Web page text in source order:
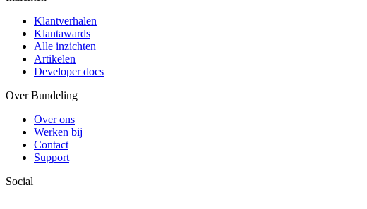
Klantverhalen
Klantawards
Alle inzichten
Artikelen
Developer docs
Over Bundeling
Over ons
Werken bij
Contact
Support
Social